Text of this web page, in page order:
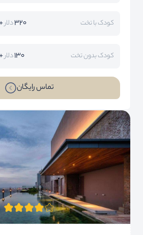
کودک با تخت 320دلار+
کودک بدون تخت 130دلار+
تماس رایگان